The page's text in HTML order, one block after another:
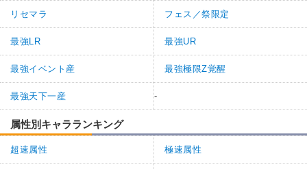
リセマラ フェス／祭限定
最強LR 最強UR
最強イベント産 最強極限Z覚醒
最強天下一産 -
属性別キャラランキング
超速属性 極速属性